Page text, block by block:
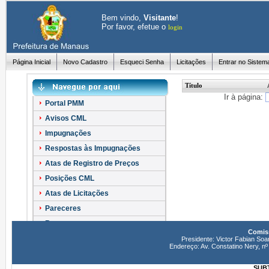
Bem vindo, Visitante!
Por favor, efetue o login
Página Inicial Novo Cadastro Esqueci Senha Licitações Entrar no
Portal PMM
Avisos CML
Impugnações
Respostas às Impugnações
Atas de Registro de Preços
Posições CML
Atas de Licitações
Pareceres
Recursos
Título
Ir à página:
Presidente: Victor Fabian
Endereço: Av. Constatino Nery,